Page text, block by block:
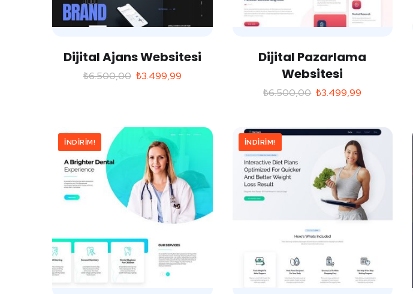
Dijital Ajans Websitesi
₺6.500,00 ₺3.499,99
Dijital Pazarlama
Websitesi
₺6.500,00 ₺3.499,99
İNDIRIM! İNDIRIM!